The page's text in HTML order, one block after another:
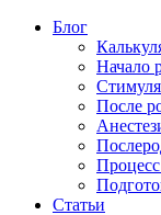
Блог
Начало
После
Статьи